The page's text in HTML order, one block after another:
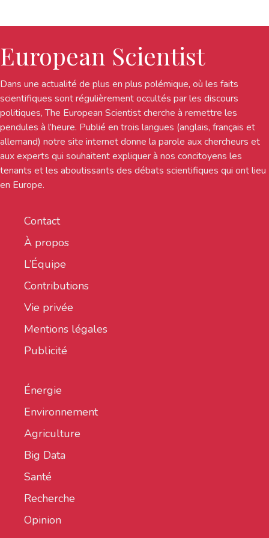
European Scientist
Dans une actualité de plus en plus polémique, où les faits
scientifiques sont régulièrement occultés par les discours
politiques, The European Scientist cherche à remettre les
pendules à l’heure. Publié en trois langues (anglais, français et
allemand) notre site internet donne la parole aux chercheurs et
aux experts qui souhaitent expliquer à nos concitoyens les
tenants et les aboutissants des débats scientifiques qui ont lieu
en Europe.
Contact
À propos
L’Équipe
Contributions
Vie privée
Mentions légales
Publicité
Énergie
Environnement
Agriculture
Big Data
Santé
Recherche
Opinion